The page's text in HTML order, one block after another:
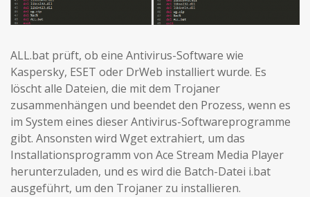
ALL.bat prüft, ob eine Antivirus-Software wie
Kaspersky, ESET oder DrWeb installiert wurde. Es
löscht alle Dateien, die mit dem Trojaner
zusammenhängen und beendet den Prozess, wenn es
im System eines dieser Antivirus-Softwareprogramme
gibt. Ansonsten wird Wget extrahiert, um das
Installationsprogramm von Ace Stream Media Player
herunterzuladen, und es wird die Batch-Datei i.bat
ausgeführt, um den Trojaner zu installieren.